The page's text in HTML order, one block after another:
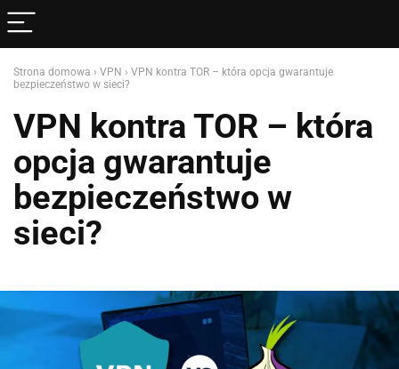
Strona domowa › VPN › VPN kontra TOR – która opcja gwarantuje
bezpieczeństwo w sieci?
VPN kontra TOR – która
opcja gwarantuje
bezpieczeństwo w
sieci?